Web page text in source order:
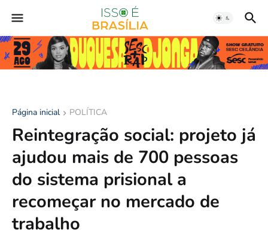
Página inicial POLÍTICA
Reintegração social: projeto já
ajudou mais de 700 pessoas
do sistema prisional a
recomeçar no mercado de
trabalho